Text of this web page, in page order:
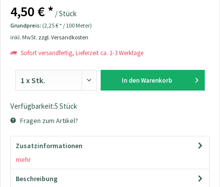
4,50 € * / Stück
Grundpreis: (2,25 € * / 100 Meter)
inkl. MwSt. zzgl. Versandkosten
Sofort versandfertig, Lieferzeit ca. 1-3 Werktage
In den Warenkorb
Verfügbarkeit:5 Stück
Fragen zum Artikel?
Zusatzinformationen
mehr
Beschreibung